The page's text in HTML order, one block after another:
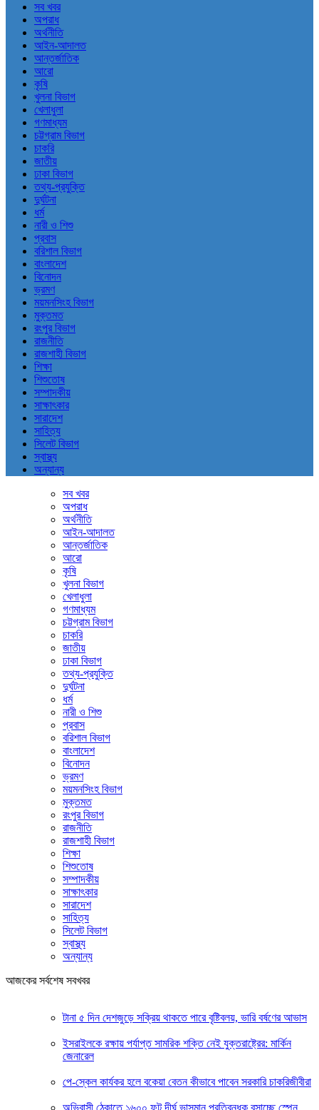
সব খবর
অপরাধ
অর্থনীতি
আইন-আদালত
আন্তর্জাতিক
আরো
কৃষি
খুলনা বিভাগ
খেলাধুলা
গণমাধ্যম
চট্টগ্রাম বিভাগ
চাকরি
জাতীয়
ঢাকা বিভাগ
তথ্য-প্রযুক্তি
দুর্ঘটনা
ধর্ম
নারী ও শিশু
প্রবাস
বরিশাল বিভাগ
বাংলাদেশ
বিনোদন
ভ্রমণ
ময়মনসিংহ বিভাগ
মুক্তমত
রংপুর বিভাগ
রাজনীতি
রাজশাহী বিভাগ
শিক্ষা
শিশুতোষ
সম্পাদকীয়
সাক্ষাৎকার
সারাদেশ
সাহিত্য
সিলেট বিভাগ
স্বাস্থ্য
অন্যান্য
সব খবর
অপরাধ
অর্থনীতি
আইন-আদালত
আন্তর্জাতিক
আরো
কৃষি
খুলনা বিভাগ
খেলাধুলা
গণমাধ্যম
চট্টগ্রাম বিভাগ
চাকরি
জাতীয়
ঢাকা বিভাগ
তথ্য-প্রযুক্তি
দুর্ঘটনা
ধর্ম
নারী ও শিশু
প্রবাস
বরিশাল বিভাগ
বাংলাদেশ
বিনোদন
ভ্রমণ
ময়মনসিংহ বিভাগ
মুক্তমত
রংপুর বিভাগ
রাজনীতি
রাজশাহী বিভাগ
শিক্ষা
শিশুতোষ
সম্পাদকীয়
সাক্ষাৎকার
সারাদেশ
সাহিত্য
সিলেট বিভাগ
স্বাস্থ্য
অন্যান্য
আজকের সর্বশেষ সবখবর
টানা ৫ দিন দেশজুড়ে সক্রিয় থাকতে পারে বৃষ্টিবলয়, ভারি বর্ষণের আভাস
ইসরাইলকে রক্ষায় পর্যাপ্ত সামরিক শক্তি নেই যুক্তরাষ্ট্রের: মার্কিন
জেনারেল
পে-স্কেল কার্যকর হলে বকেয়া বেতন কীভাবে পাবেন সরকারি চাকরিজীবীরা
অভিবাসী ঠেকাতে ১৬০০ ফুট দীর্ঘ ভাসমান প্রতিবন্ধক বসাচ্ছে স্পেন